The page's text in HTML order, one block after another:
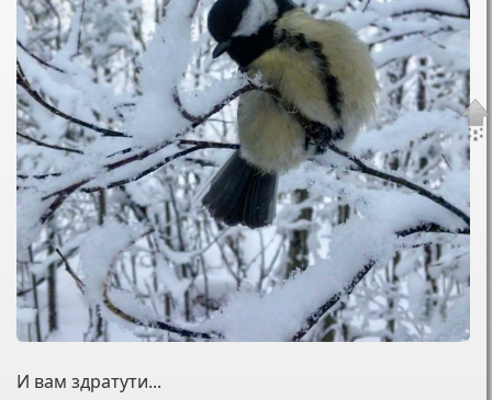
И вам здратути...